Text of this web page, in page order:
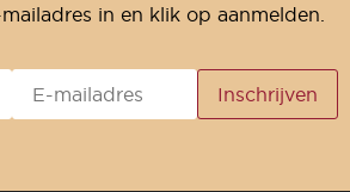
in en klik op aanmelden.